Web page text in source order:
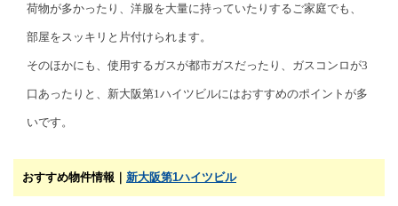
荷物が多かったり、洋服を大量に持っていたりするご家庭でも、
部屋をスッキリと片付けられます。
そのほかにも、使用するガスが都市ガスだったり、ガスコンロが3
口あったりと、新大阪第1ハイツビルにはおすすめのポイントが多
いです。
おすすめ物件情報｜ 新大阪第1ハイツビル